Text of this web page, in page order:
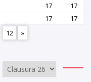
17
17
17
17
12 »